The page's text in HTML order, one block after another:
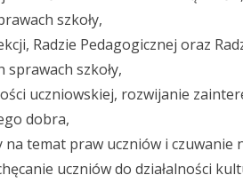
szkoły,
Radzie Pedagogicznej oraz
sprawach szkoły,
uczniowskiej, rozwijanie
dobra,
temat praw uczniów i czuwanie
uczniów do działalności